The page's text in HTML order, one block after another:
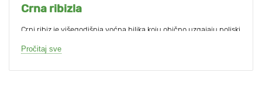
Crna ribizla
Crni ribiz je višegodišnja voćna biljka koju obično uzgajaju poljski
Pročitaj sve